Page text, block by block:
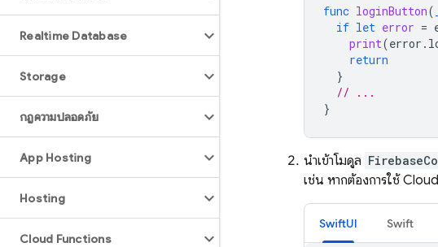
Realtime Database
Storage
กฎความปลอดภัย
App Hosting
Hosting
Cloud Functions
func loginButton(
if let error =
print(error .
return
}
// ...
}
นำเข้าโมดูล
เช่น หากต้องการใช้
SwiftUI Swift